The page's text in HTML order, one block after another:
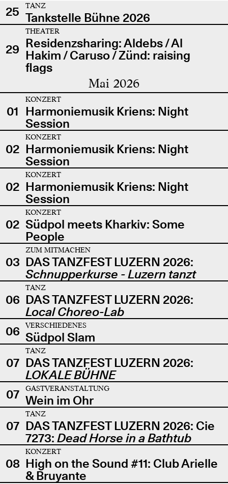
25
TANZ
Tankstelle Bühne 2026
29
THEATER
Residenzsharing: Aldebs / Al
Hakim / Caruso / Zünd: raising
flags
Mai 2026
01
KONZERT
Harmoniemusik Kriens: Night
Session
02
KONZERT
Harmoniemusik Kriens: Night
Session
02
KONZERT
Harmoniemusik Kriens: Night
Session
02
KONZERT
Südpol meets Kharkiv: Some
People
03
ZUM MITMACHEN
DAS TANZFEST LUZERN 2026:
Schnupperkurse - Luzern tanzt
06
TANZ
DAS TANZFEST LUZERN 2026:
Local Choreo-Lab
06
VERSCHIEDENES
Südpol Slam
07
TANZ
DAS TANZFEST LUZERN 2026:
LOKALE BÜHNE
07
GASTVERANSTALTUNG
Wein im Ohr
07
TANZ
DAS TANZFEST LUZERN 2026: Cie
7273: Dead Horse in a Bathtub
08
KONZERT
High on the Sound #11: Club Arielle
& Bruyante